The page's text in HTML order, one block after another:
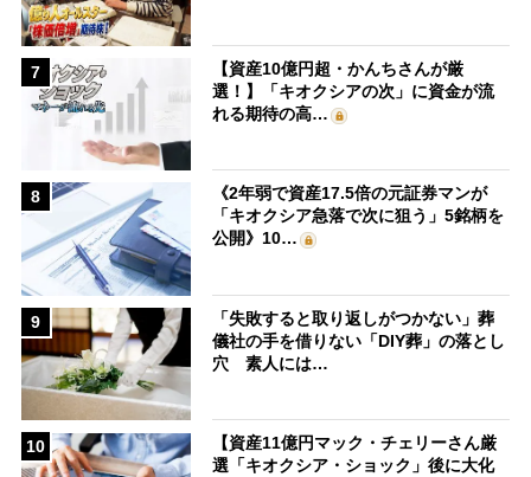
7
【資産10億円超・かんちさんが厳
選！】「キオクシアの次」に資金が流
れる期待の高…
8
《2年弱で資産17.5倍の元証券マンが
「キオクシア急落で次に狙う」5銘柄を
公開》10…
9
「失敗すると取り返しがつかない」葬
儀社の手を借りない「DIY葬」の落とし
穴 素人には…
10
【資産11億円マック・チェリーさん厳
選「キオクシア・ショック」後に大化